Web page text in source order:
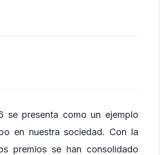
se presenta como un ejemplo
en nuestra sociedad. Con la
premios se han consolidado